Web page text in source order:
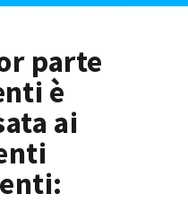
parte
è
ai